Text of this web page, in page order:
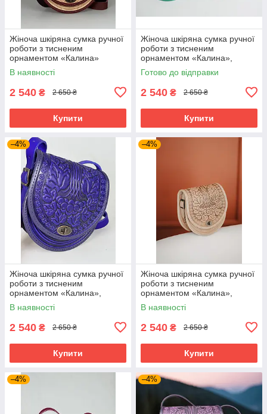
Жіноча шкіряна сумка ручної
роботи з тисненим
орнаментом «Калина»
бежево-бордова сумка з
натуральної шкіри, 20*21*8
В наявності
2 540 ₴ 2 650 ₴
Купити
Жіноча шкіряна сумка ручної
роботи з тисненим
орнаментом «Калина»,
м'ятна сумка з натуральної
шкіри, 20*21*8 см
Готово до відправки
2 540 ₴ 2 650 ₴
Купити
–4%
Жіноча шкіряна сумка ручної
роботи з тисненим
орнаментом «Калина»,
ультрамаринова сумка з
натуральної шкіри, 20*21*8
В наявності
2 540 ₴ 2 650 ₴
Купити
–4%
Жіноча шкіряна сумка ручної
роботи з тисненим
орнаментом «Калина»,
бежева сумка з натуральної
шкіри, 20*21*8 см
В наявності
2 540 ₴ 2 650 ₴
Купити
–4% –4%